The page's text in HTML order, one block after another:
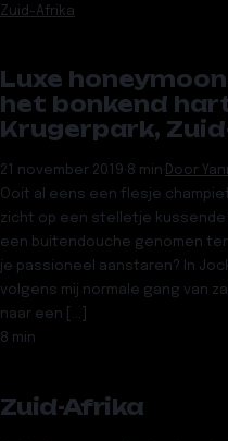
Zuid-Afrika
Luxe
het bonkend
Krugerpark,
21 november 2019·8 min·Door
Ooit al eens een flesje
zicht op een stelletje
een buitendouche genomen
je passioneel aanstaren? In
volgens mij normale gang van
naar een […]
8 min
Zuid-Afrika